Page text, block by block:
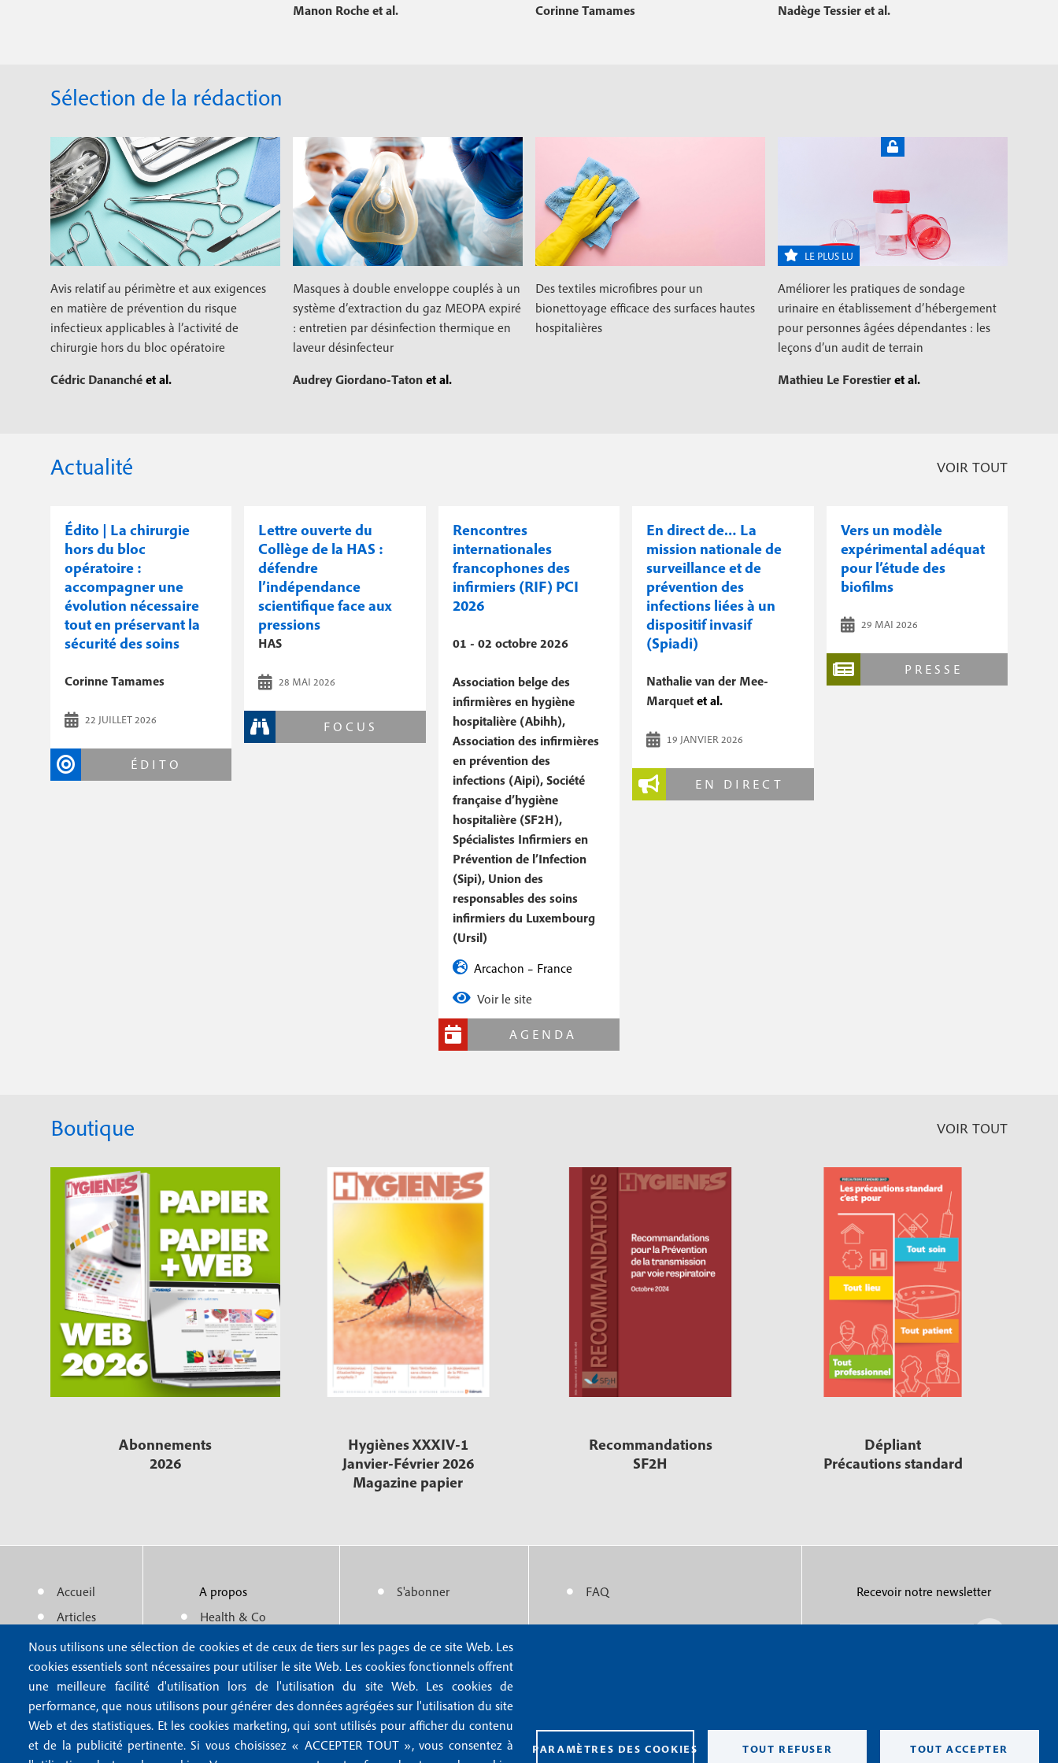
Nous utilisons une sélection de cookies et de ceux de tiers sur les pages de ce site Web. Les
cookies essentiels sont nécessaires pour utiliser le site Web. Les cookies fonctionnels offrent
une meilleure facilité d'utilisation lors de l'utilisation du site Web. Les cookies de
performance, que nous utilisons pour générer des données agrégées sur l'utilisation du site
Web et des statistiques. Et les cookies marketing, qui sont utilisés pour afficher du contenu
et de la publicité pertinente. Si vous choisissez « ACCEPTER TOUT », vous consentez à
PARAMÈTRES DES COOKIES TOUT REFUSER TOUT ACCEPTER
p
a
r
e
Manon Roche et al. Corinne Tamames Nadège Tessier et al.
Sélection de la rédaction
Avis relatif au périmètre et aux exigences
en matière de prévention du risque
infectieux applicables à l’activité de
chirurgie hors du bloc opératoire
Cédric Dananché et al.
Masques à double enveloppe couplés à un
système d’extraction du gaz MEOPA expiré
: entretien par désinfection thermique en
laveur désinfecteur
Audrey Giordano-Taton et al.
Des textiles microfibres pour un
bionettoyage efficace des surfaces hautes
hospitalières
LE PLUS LU
Améliorer les pratiques de sondage
urinaire en établissement d’hébergement
pour personnes âgées dépendantes : les
leçons d’un audit de terrain
Mathieu Le Forestier et al.
Actualité VOIR TOUT
Édito | La chirurgie
hors du bloc
opératoire :
accompagner une
évolution nécessaire
tout en préservant la
sécurité des soins
Corinne Tamames
22 JUILLET 2026
ÉDITO
Lettre ouverte du
Collège de la HAS :
défendre
l’indépendance
scientifique face aux
pressions
HAS
28 MAI 2026
FOCUS
Rencontres
internationales
francophones des
infirmiers (RIF) PCI
2026
01 - 02 octobre 2026
Association belge des
infirmières en hygiène
hospitalière (Abihh),
Association des infirmières
en prévention des
infections (Aipi), Société
française d’hygiène
hospitalière (SF2H),
Spécialistes Infirmiers en
Prévention de l’Infection
(Sipi), Union des
responsables des soins
infirmiers du Luxembourg
(Ursil)
Arcachon – France
Voir le site
AGENDA
En direct de… La
mission nationale de
surveillance et de
prévention des
infections liées à un
dispositif invasif
(Spiadi)
Nathalie van der Mee-
Marquetet al.
19 JANVIER 2026
EN DIRECT
Vers un modèle
expérimental adéquat
pour l’étude des
biofilms
29 MAI 2026
PRESSE
Boutique VOIR TOUT
Abonnements
2026
Hygiènes XXXIV-1
Janvier-Février 2026
Magazine papier
Recommandations
SF2H
Dépliant
Précautions standard
M
e
n
u
f
Accueil
Articles
Actualité
Auteurs
m
e
n
u
f
A propos
Health & Co
Politique éditoriale
Partenaires
e
n
u
f
S'abonner
Nous contacter
Abonnements
Rédaction
Publicité
f
FAQ
Conditions générales d'utilisation
Gestion des cookies
Recevoir notre newsletter
i